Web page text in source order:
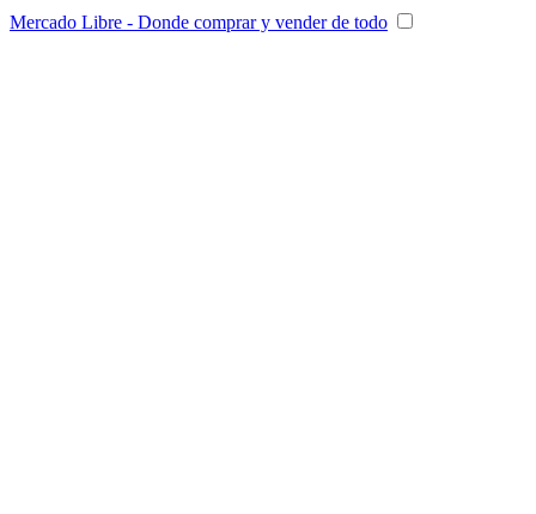
Mercado Libre - Donde comprar y vender de todo